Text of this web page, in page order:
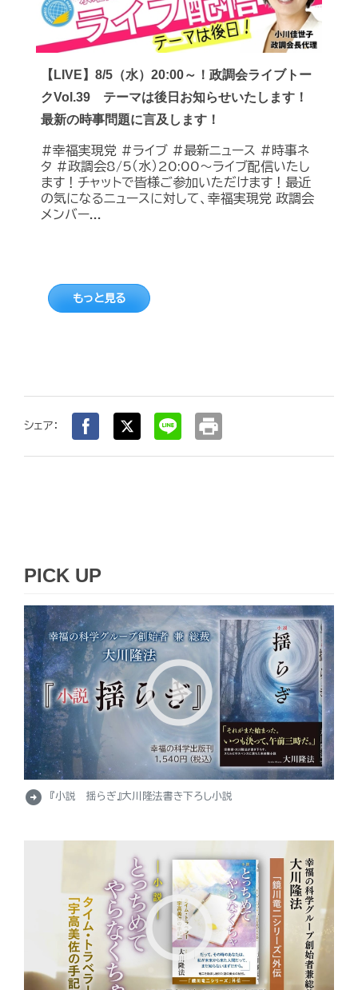
【LIVE】8/5（水）20:00～！政調会ライブトー
クVol.39 テーマは後日お知らせいたします！
最新の時事問題に言及します！
#幸福実現党 #ライブ #最新ニュース #時事ネ
タ #政調会8/5（水）20:00～ライブ配信いたし
ます！チャットで皆様ご参加いただけます！最近
の気になるニュースに対して、幸福実現党 政調会
メンバー...
もっと見る
シェア： print
PICK UP
arrow_circle_right 『小説 揺らぎ』大川隆法書き下ろし小説